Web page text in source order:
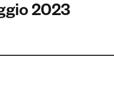
2023